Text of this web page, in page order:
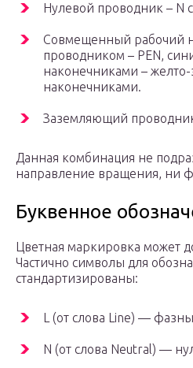
Нулевой проводник – N
Совмещенный рабочий
проводником – PEN,
наконечниками –
наконечниками.
Заземляющий
Данная комбинация не
направление вращения, ни
Буквенное
Цветная маркировка может
Частично символы для
стандартизированы:
L (от слова Line) —
N (от слова Neutral) —